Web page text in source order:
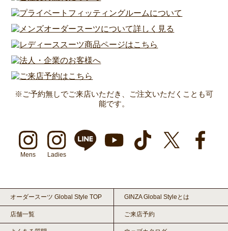
※ご予約無しでご来店いただき、ご注文いただくことも可
能です。
Mens Ladies
オーダースーツ Global Style TOP GINZA Global Styleとは
店舗一覧 ご来店予約